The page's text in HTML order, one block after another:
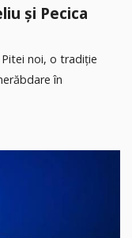
și Pecica
noi, o tradiție
în